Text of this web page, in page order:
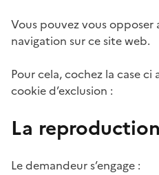
Vous pouvez vous opposer
navigation sur ce site web.
Pour cela, cochez la case
cookie d’exclusion :
La
Le demandeur s’engage :